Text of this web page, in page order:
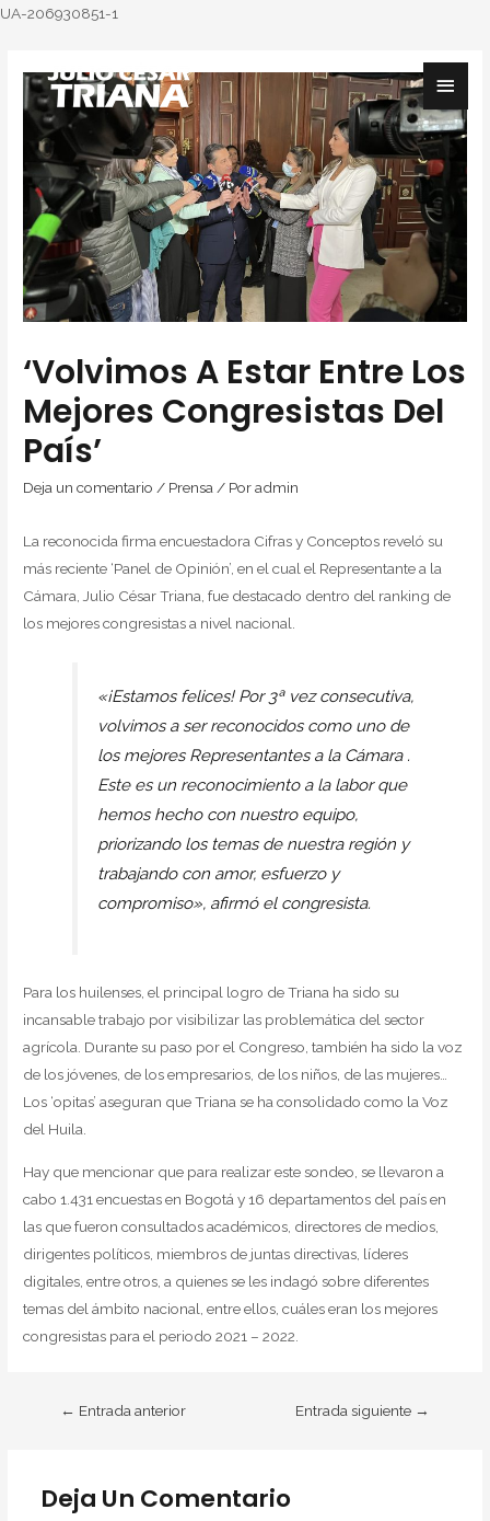
UA-206930851-1
‘Volvimos A Estar Entre Los
Mejores Congresistas Del
País’
Deja un comentario / Prensa / Poradmin
La reconocida firma encuestadora Cifras y Conceptos reveló su
más reciente ‘Panel de Opinión’, en el cual el Representante a la
Cámara, Julio César Triana, fue destacado dentro del ranking de
los mejores congresistas a nivel nacional.
«¡Estamos felices! Por 3ª vez consecutiva,
volvimos a ser reconocidos como uno de
los mejores Representantes a la Cámara .
Este es un reconocimiento a la labor que
hemos hecho con nuestro equipo,
priorizando los temas de nuestra región y
trabajando con amor, esfuerzo y
compromiso», afirmó el congresista.
Para los huilenses, el principal logro de Triana ha sido su
incansable trabajo por visibilizar las problemática del sector
agrícola. Durante su paso por el Congreso, también ha sido la voz
de los jóvenes, de los empresarios, de los niños, de las mujeres…
Los ‘opitas’ aseguran que Triana se ha consolidado como la Voz
del Huila.
Hay que mencionar que para realizar este sondeo, se llevaron a
cabo 1.431 encuestas en Bogotá y 16 departamentos del país en
las que fueron consultados académicos, directores de medios,
dirigentes políticos, miembros de juntas directivas, líderes
digitales, entre otros, a quienes se les indagó sobre diferentes
temas del ámbito nacional, entre ellos, cuáles eran los mejores
congresistas para el periodo 2021 – 2022.
← Entrada anterior Entrada siguiente →
Deja Un Comentario